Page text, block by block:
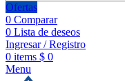
Ofertas
0 Comparar
0 Lista de deseos
Ingresar / Registro
0 items $ 0
Menu